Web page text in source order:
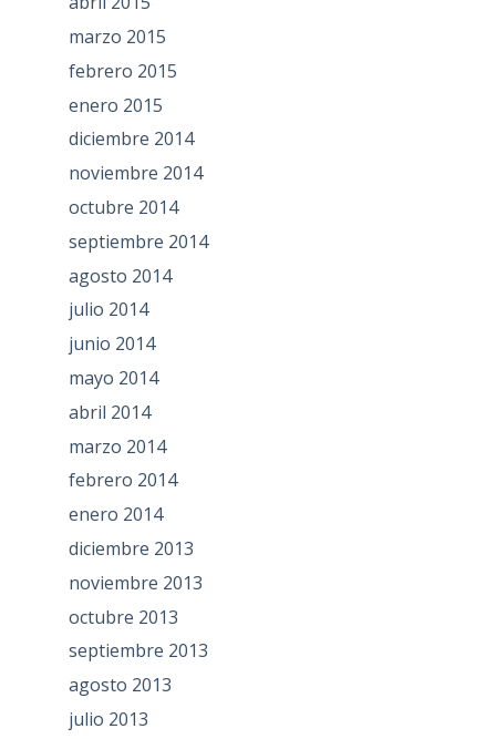
marzo 2015
febrero 2015
enero 2015
diciembre 2014
noviembre 2014
octubre 2014
septiembre 2014
agosto 2014
julio 2014
junio 2014
mayo 2014
abril 2014
marzo 2014
febrero 2014
enero 2014
diciembre 2013
noviembre 2013
octubre 2013
septiembre 2013
agosto 2013
julio 2013